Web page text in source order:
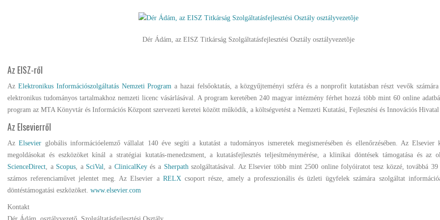
Dér Ádám, az EISZ Titkárság Szolgáltatásfejlesztési Osztály osztályvezetõje
Az EISZ-ről
Az Elektronikus Információszolgáltatás Nemzeti Program a hazai felsőoktatás, a közgyűjteményi szféra és a nonprofit kutatásban részt vevők
elektronikus tudományos tartalmakhoz nemzeti licenc vásárlásával. A program keretében 240 magyar intézmény férhet hozzá több mint 60 online
program az MTA Könyvtár és Információs Központ szervezeti keretei között működik, a költségvetést a Nemzeti Kutatási, Fejlesztési és Innovációs
Az Elsevierről
AzElsevier globális információelemző vállalat 140 éve segíti a kutatást a tudományos ismeretek megismerésében és ellenőrzésében. Az Elsevier
megoldásokat és eszközöket kínál a stratégiai kutatás-menedzsment, a kutatásfejlesztés teljesítménymérése, a klinikai döntések támogatása és az
ScienceDirect, a Scopus, a SciVal, a ClinicalKeyés a Sherpathszolgáltatásával. Az Elsevier több mint 2500 online folyóiratot tesz közzé, továbbá
számos referenciaművet jelentet meg. Az Elsevier a RELX csoport része, amely a professzionális és üzleti ügyfelek számára szolgáltat
döntéstámogatási eszközöket. www.elsevier.com
Kontakt